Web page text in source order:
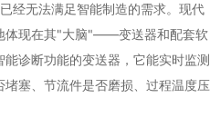
经无法满足智能制造的需求。现代
体现在其"大脑"——变送器和配套软
诊断功能的变送器，它能实时监测
塞、节流件是否磨损、过程温度压